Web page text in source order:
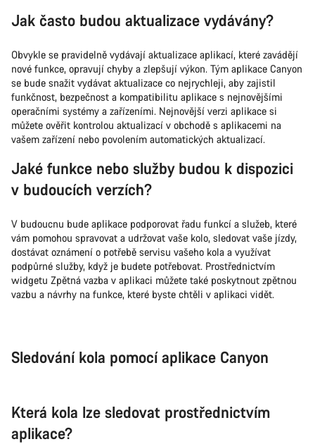
Jak často budou aktualizace vydávány?
Obvykle se pravidelně vydávají aktualizace aplikací, které zavádějí
nové funkce, opravují chyby a zlepšují výkon. Tým aplikace Canyon
se bude snažit vydávat aktualizace co nejrychleji, aby zajistil
funkčnost, bezpečnost a kompatibilitu aplikace s nejnovějšími
operačními systémy a zařízeními. Nejnovější verzi aplikace si
můžete ověřit kontrolou aktualizací v obchodě s aplikacemi na
vašem zařízení nebo povolením automatických aktualizací.
Jaké funkce nebo služby budou k dispozici
v budoucích verzích?
V budoucnu bude aplikace podporovat řadu funkcí a služeb, které
vám pomohou spravovat a udržovat vaše kolo, sledovat vaše jízdy,
dostávat oznámení o potřebě servisu vašeho kola a využívat
podpůrné služby, když je budete potřebovat. Prostřednictvím
widgetu Zpětná vazba v aplikaci můžete také poskytnout zpětnou
vazbu a návrhy na funkce, které byste chtěli v aplikaci vidět.
Sledování kola pomocí aplikace Canyon
Která kola lze sledovat prostřednictvím
aplikace?